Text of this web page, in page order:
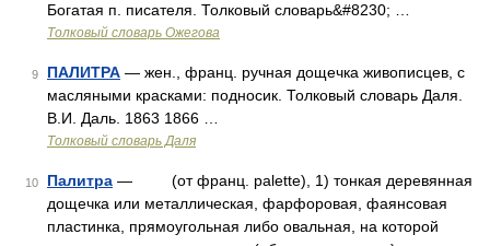
Богатая п. писателя. Толковый словарь&#8230; …
Толковый словарь Ожегова
9 ПАЛИТРА — жен., франц. ручная дощечка живописцев, с
масляными красками: подносик. Толковый словарь Даля.
В.И. Даль. 1863 1866 …
Толковый словарь Даля
10 Палитра — (от франц. palette), 1) тонкая деревянная
дощечка или металлическая, фарфоровая, фаянсовая
пластинка, прямоугольная либо овальная, на которой